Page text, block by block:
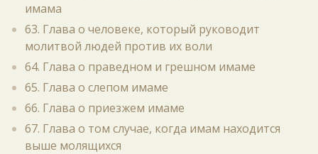
имама
63. Глава о человеке, который руководит
молитвой людей против их воли
64. Глава о праведном и грешном имаме
65. Глава о слепом имаме
66. Глава о приезжем имаме
67. Глава о том случае, когда имам находится
выше молящихся